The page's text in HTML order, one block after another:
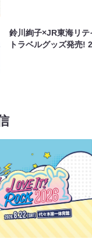
鈴川絢子×JR東海リ
トラベルグッズ発売!